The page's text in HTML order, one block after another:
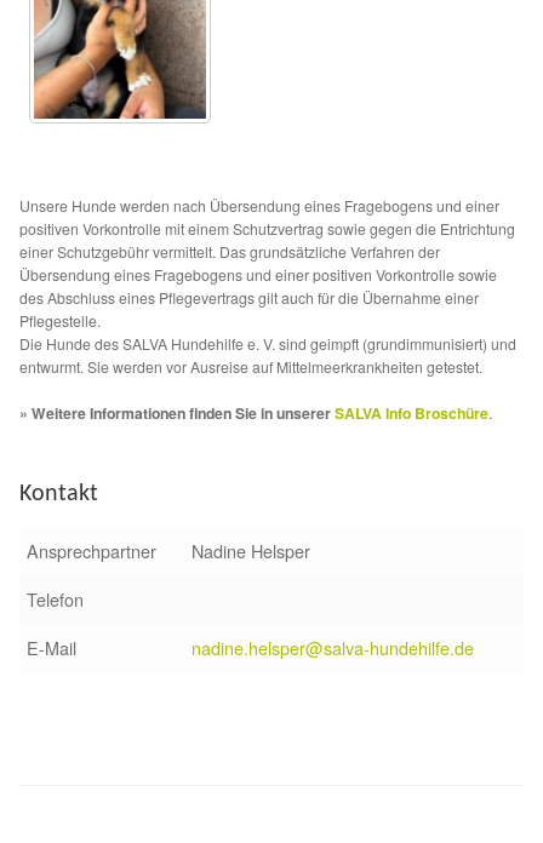
Sicherheitsgeschirr
Mittelmeerkrankheiten
Qualzucht bei Hunden
Sonderfarben bei Hunden
Zwingerhusten
Ablauf Adoption
Info Broschüre – SALVA Hundehilfe e.V.
Glückliche Fellnasen
Happy End Stories
Unsere Hunde werden nach Übersendung eines Fragebogens und einer
positiven Vorkontrolle mit einem Schutzvertrag sowie gegen die Entrichtung
einer Schutzgebühr vermittelt. Das grundsätzliche Verfahren der
Übersendung eines Fragebogens und einer positiven Vorkontrolle sowie
des Abschluss eines Pflegevertrags gilt auch für die Übernahme einer
Pflegestelle.
Die Hunde des SALVA Hundehilfe e. V. sind geimpft (grundimmunisiert) und
entwurmt. Sie werden vor Ausreise auf Mittelmeerkrankheiten getestet.
» Weitere Informationen finden Sie in unsererSALVA Info Broschüre.
Kontakt
Ansprechpartner
Nadine Helsper
Telefon
E-Mail
nadine.helsper@salva-hundehilfe.de